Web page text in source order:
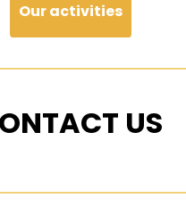
Our activities
US